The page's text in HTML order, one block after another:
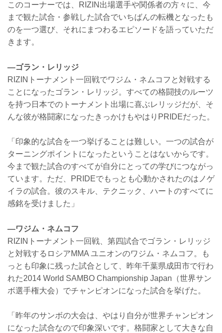
このコーナーでは、RIZIN出場選手や関係者の方々に、今
まで観た試合・参戦した試合でいちばんの転機となったも
のを一つ選び、それにまつわるエピソードを語っていただ
きます。
—ゴラン・レリッジ
RIZINトーナメント一回戦でワジム・ネムコフと対戦する
ことになったゴラン・レリッジ。すべての格闘技のルーツ
を持つ日本でのトーナメント出場に喜ぶレリッジだが、そ
んな彼が格闘家になったきっかけもやはりPRIDEだった。
「印象的な試合を一つ挙げることは難しい。一つの試合が
ターニングポイントになったということはないからです。
今まで観た試合のすべてが自分にとっての学びにつながっ
ています。ただ、PRIDEでもっとも心動かされたのはノゲ
イラの試合。彼のスキル、テクニック、ハートのすべてに
感銘を受けました」
—ワジム・ネムコフ
RIZINトーナメント一回戦、第四試合でゴラン・レリッジ
と対戦するロシアMMA ユニオンのワジム・ネムコフ。も
っとも印象に残った試合として、昨年千葉県成田市で行わ
れた2014 World SAMBO Championship Japan（世界サン
ボ選手権大会）でチャンピオンになった試合を挙げた。
「昨年のサンボの大会は、やはり自分が世界チャンピオン
になった試合なので印象深いです。格闘家として大きな自